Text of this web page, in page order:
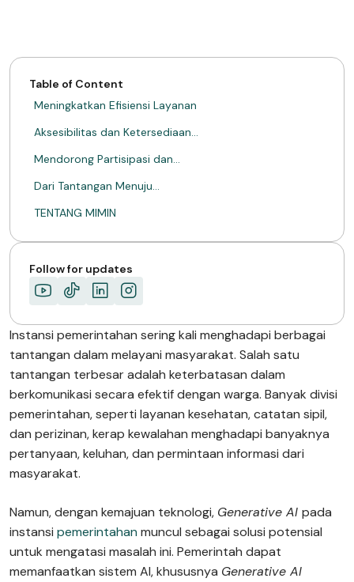
Table of Content
Meningkatkan Efisiensi Layanan
Aksesibilitas dan Ketersediaan…
Mendorong Partisipasi dan…
Dari Tantangan Menuju…
TENTANG MIMIN
Follow for updates
Instansi pemerintahan sering kali menghadapi berbagai
tantangan dalam melayani masyarakat. Salah satu
tantangan terbesar adalah keterbatasan dalam
berkomunikasi secara efektif dengan warga. Banyak divisi
pemerintahan, seperti layanan kesehatan, catatan sipil,
dan perizinan, kerap kewalahan menghadapi banyaknya
pertanyaan, keluhan, dan permintaan informasi dari
masyarakat.
Namun, dengan kemajuan teknologi, Generative AI pada
instansi pemerintahan muncul sebagai solusi potensial
untuk mengatasi masalah ini. Pemerintah dapat
memanfaatkan sistem AI, khususnya Generative AI